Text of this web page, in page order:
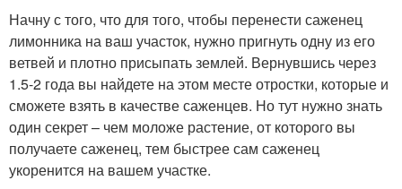
Начну с того, что для того, чтобы перенести саженец
лимонника на ваш участок, нужно пригнуть одну из его
ветвей и плотно присыпать землей. Вернувшись через
1.5-2 года вы найдете на этом месте отростки, которые и
сможете взять в качестве саженцев. Но тут нужно знать
один секрет – чем моложе растение, от которого вы
получаете саженец, тем быстрее сам саженец
укоренится на вашем участке.